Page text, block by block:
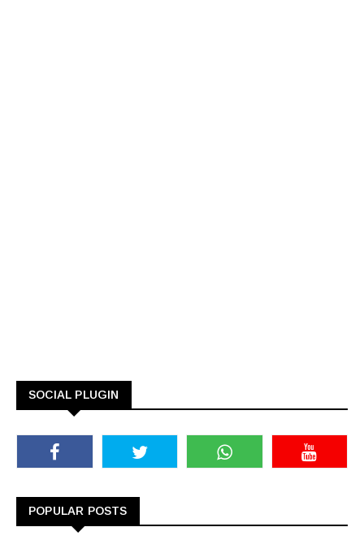
SOCIAL PLUGIN
POPULAR POSTS